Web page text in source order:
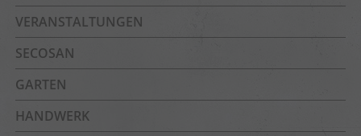
VERANSTALTUNGEN
SECOSAN
GARTEN
HANDWERK